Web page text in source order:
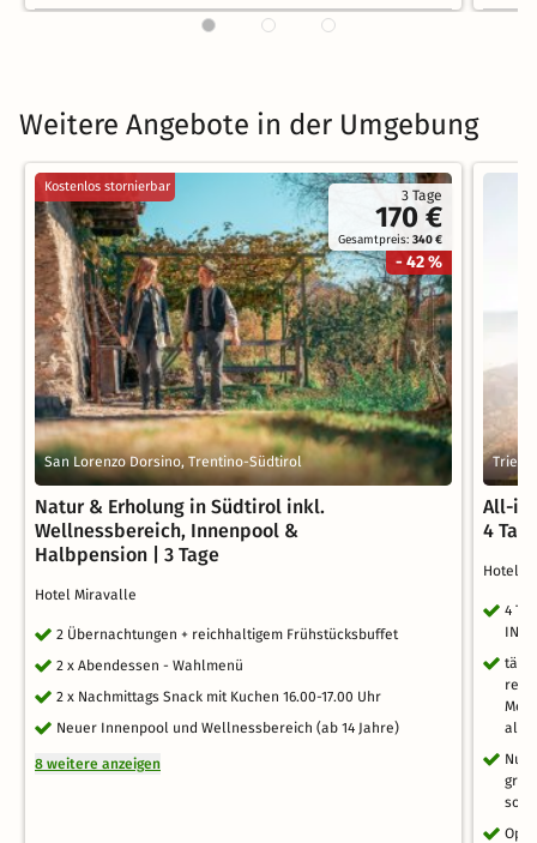
Weitere Angebote in der Umgebung
3 Tage
170 €
Gesamtpreis:340 €
- 42 %
Kostenlos stornierbar
San Lorenzo Dorsino, Trentino-Südtirol
Natur & Erholung in Südtirol inkl.
Wellnessbereich, Innenpool &
Halbpension | 3 Tage
Hotel Miravalle
2 Übernachtungen + reichhaltigem Frühstücksbuffet
2 x Abendessen - Wahlmenü
2 x Nachmittags Snack mit Kuchen 16.00-17.00 Uhr
Neuer Innenpool und Wellnessbereich (ab 14 Jahre)
8 weitere anzeigen
Trient
All-
4
Hotel
4
als